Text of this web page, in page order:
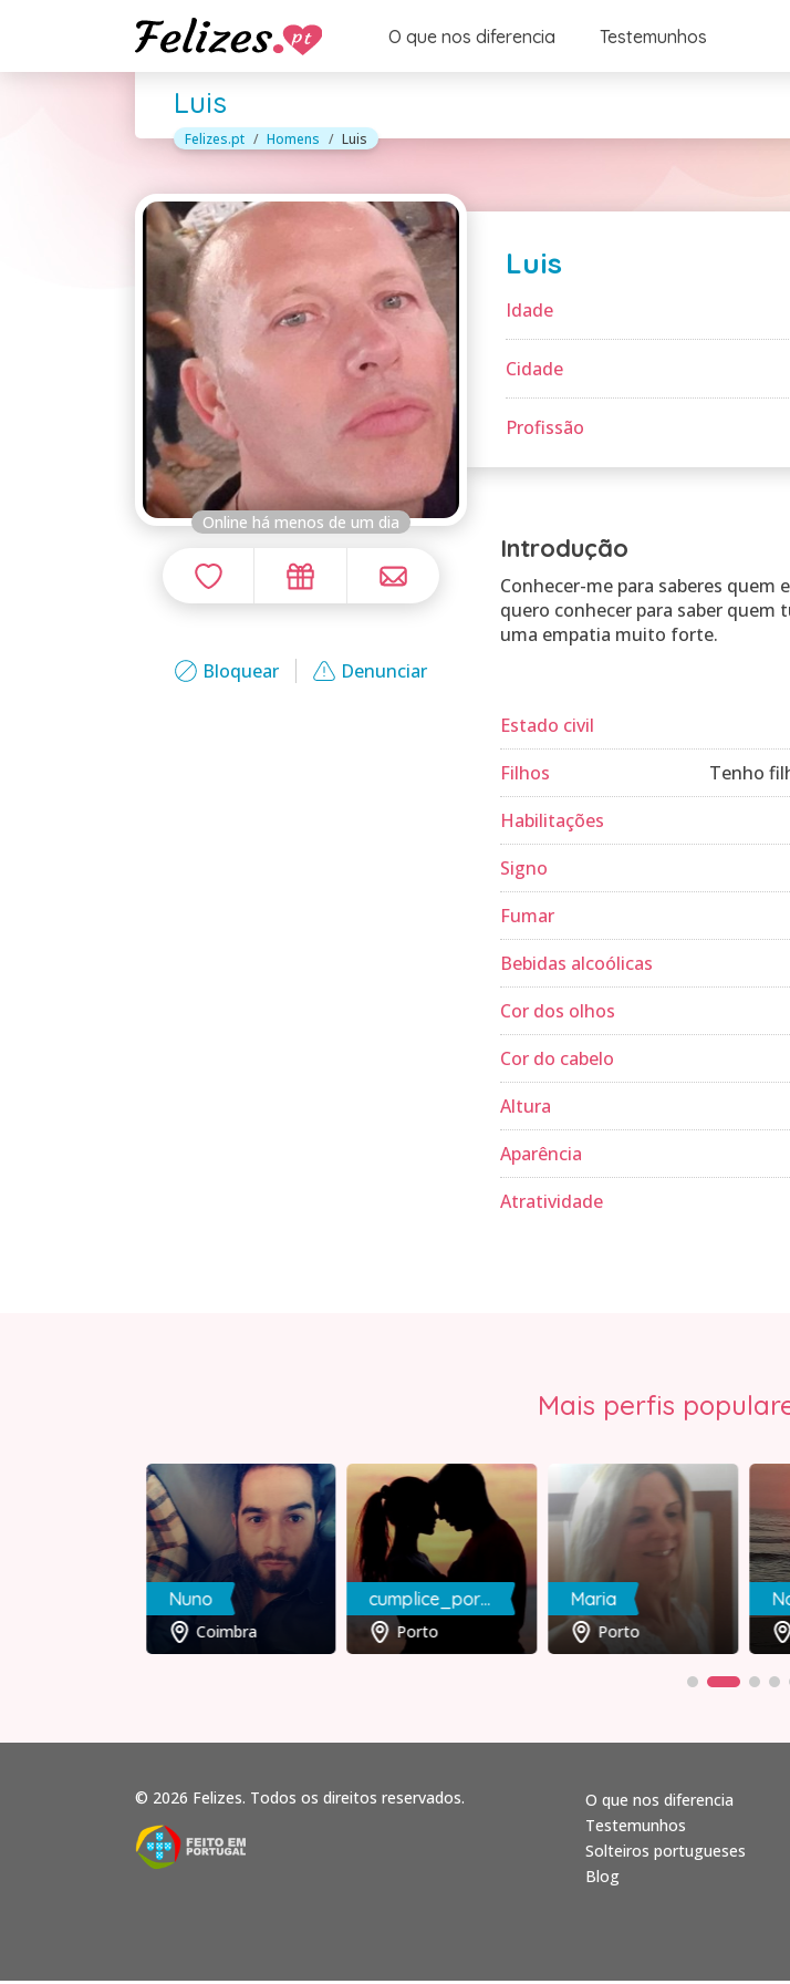
O que nos diferencia Testemunhos
Luis
Felizes.pt Homens Luis
Online há menos de um dia
Bloquear Denunciar
Luis
Idade
Cidade
Profissão
Introdução
Conhecer-me para saberes quem
quero conhecer para saber quem
uma empatia muito forte.
Estado civil
Filhos
Tenho
Habilitações
Signo
Fumar
Bebidas alcoólicas
Cor dos olhos
Cor do cabelo
Altura
Aparência
Atratividade
Mais perfis
Nuno
Coimbra
cumplice_porto
Porto
Maria
Porto
© 2026 Felizes. Todos os direitos reservados.
O que nos diferencia
Testemunhos
Solteiros portugueses
Blog